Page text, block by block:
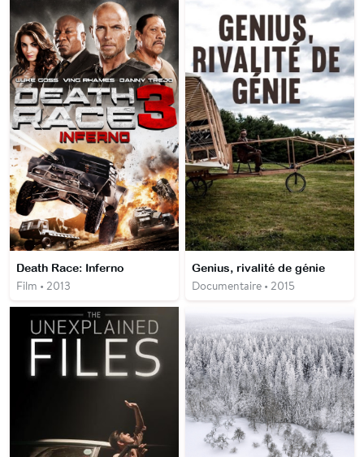
Death Race: Inferno
Film • 2013
Genius, rivalité de génie
Documentaire • 2015